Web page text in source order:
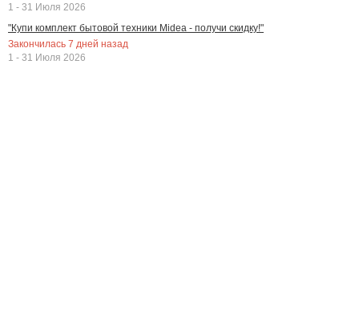
1 - 31 Июля 2026
"Купи комплект бытовой техники Midea - получи скидку!"
Закончилась 7 дней назад
1 - 31 Июля 2026